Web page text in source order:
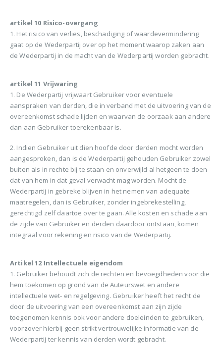
artikel 10 Risico-overgang
1. Het risico van verlies, beschadiging of waardevermindering
gaat op de Wederpartij over op het moment waarop zaken aan
de Wederpartij in de macht van de Wederpartij worden gebracht.
artikel 11 Vrijwaring
1. De Wederpartij vrijwaart Gebruiker voor eventuele
aanspraken van derden, die in verband met de uitvoering van de
overeenkomst schade lijden en waarvan de oorzaak aan andere
dan aan Gebruiker toerekenbaar is.
2. Indien Gebruiker uit dien hoofde door derden mocht worden
aangesproken, dan is de Wederpartij gehouden Gebruiker zowel
buiten als in rechte bij te staan en onverwijld al hetgeen te doen
dat van hem in dat geval verwacht mag worden. Mocht de
Wederpartij in gebreke blijven in het nemen van adequate
maatregelen, dan is Gebruiker, zonder ingebrekestelling,
gerechtigd zelf daartoe over te gaan. Alle kosten en schade aan
de zijde van Gebruiker en derden daardoor ontstaan, komen
integraal voor rekening en risico van de Wederpartij.
Artikel 12 Intellectuele eigendom
1. Gebruiker behoudt zich de rechten en bevoegdheden voor die
hem toekomen op grond van de Auteurswet en andere
intellectuele wet- en regelgeving. Gebruiker heeft het recht de
door de uitvoering van een overeenkomst aan zijn zijde
toegenomen kennis ook voor andere doeleinden te gebruiken,
voorzover hierbij geen strikt vertrouwelijke informatie van de
Wederpartij ter kennis van derden wordt gebracht.